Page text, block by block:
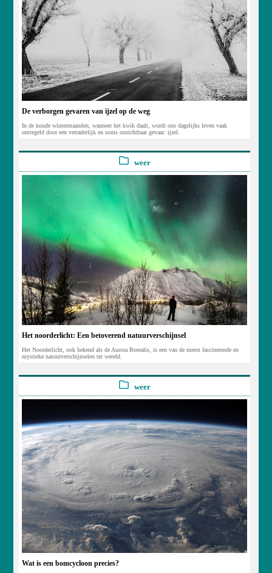
De verborgen gevaren van ijzel op de weg
In de koude wintermaanden, wanneer het kwik daalt, wordt ons dagelijks leven vaak
ontregeld door een verraderlijk en soms onzichtbaar gevaar: ijzel.
weer
Het noorderlicht: Een betoverend natuurverschijnsel
Het Noorderlicht, ook bekend als de Aurora Borealis, is een van de meest fascinerende en
mystieke natuurverschijnselen ter wereld.
weer
Wat is een bomcycloon precies?